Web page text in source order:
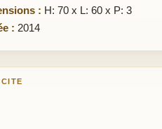
: H: 70 x L: 60 x P: 3
: 2014